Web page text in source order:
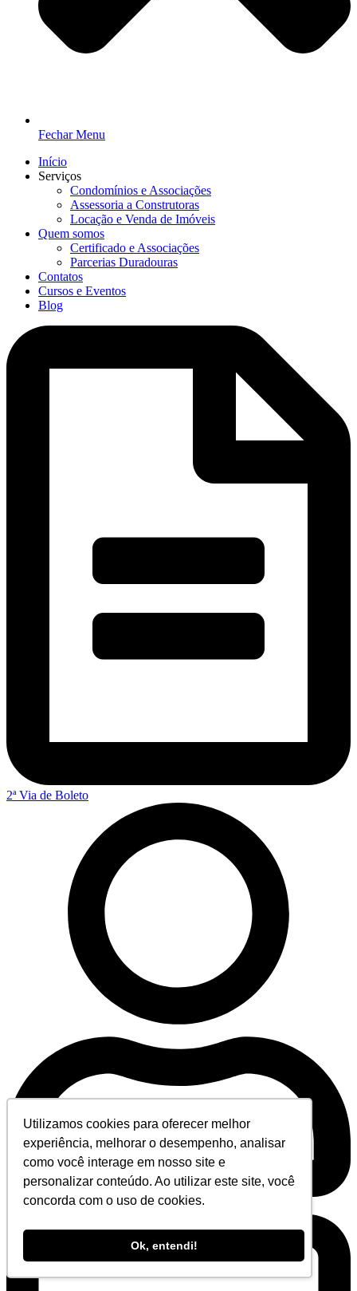
Utilizamos cookies para oferecer melhor
experiência, melhorar o desempenho, analisar
como você interage em nosso site e
personalizar conteúdo. Ao utilizar este site, você
concorda com o uso de cookies.
Ok, entendi!
Fechar Menu
Início
Serviços
Condomínios e Associações
Assessoria a Construtoras
Locação e Venda de Imóveis
Quem somos
Certificado e Associações
Parcerias Duradouras
Contatos
Cursos e Eventos
Blog
2ª Via de Boleto
Área do Cliente